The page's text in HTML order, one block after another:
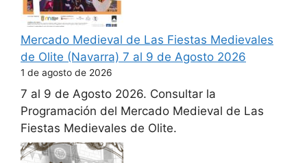
Mercado Medieval de Las Fiestas Medievales
de Olite (Navarra) 7 al 9 de Agosto 2026
1 de agosto de 2026
7 al 9 de Agosto 2026. Consultar la
Programación del Mercado Medieval de Las
Fiestas Medievales de Olite.